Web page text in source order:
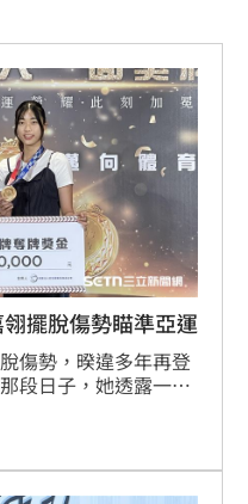
擺脫傷勢瞄準亞運
傷勢，暌違多年再登
段日子，她透露一直